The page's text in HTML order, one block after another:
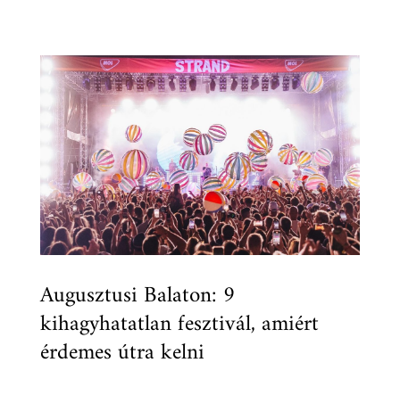
Augusztusi Balaton: 9
kihagyhatatlan fesztivál, amiért
érdemes útra kelni